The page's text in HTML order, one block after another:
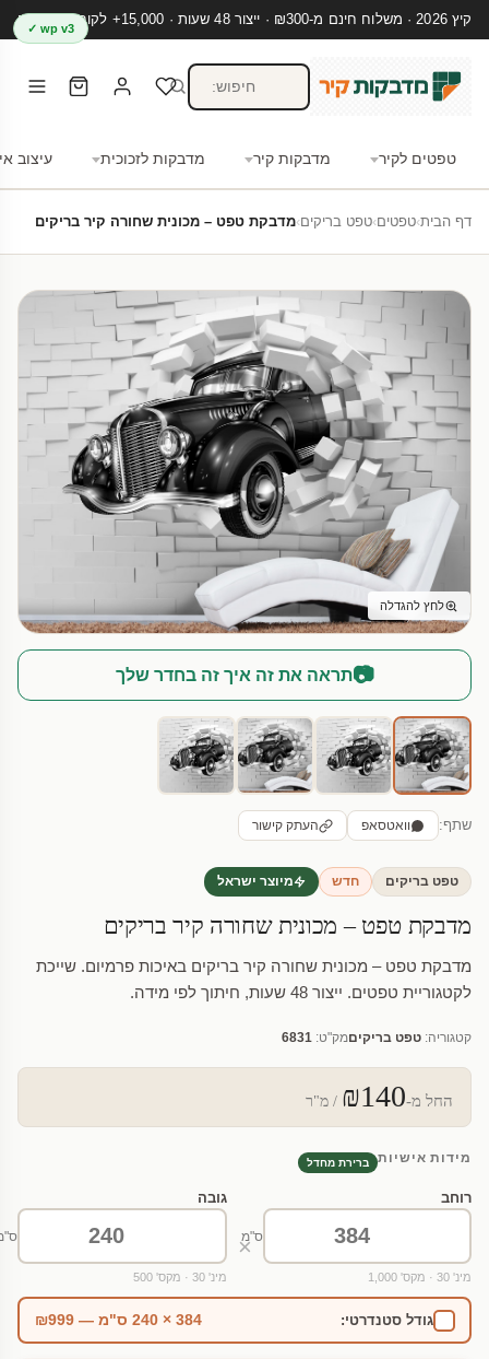
קיץ 2026 · משלוח חינם מ-₪300 · ייצור 48 שעות · 15,000+ לקוחות מרוצים
טפטים לקיר מדבקות קיר מדבקות לזכוכית עיצוב
wp v3 ✓
דף הבית›טפטים›טפט בריקים›מדבקת טפט – מכונית שחורה קיר בריקים
לחץ להגדלה
📷תראה את זה איך זה בחדר שלך
שתף: וואטסאפ העתק קישור
טפט בריקים חדש מיוצר ישראל
מדבקת טפט – מכונית שחורה קיר בריקים
מדבקת טפט – מכונית שחורה קיר בריקים באיכות פרמיום. שייכת
לקטגוריית טפטים. ייצור 48 שעות, חיתוך לפי מידה.
קטגוריה: טפט בריקיםמק"ט: 6831
החל מ-₪140 / מ"ר
מידות אישיות ברירת מחדל
רוחב
ס"מ
מינ' 30 · מקס' 1,000
×
גובה
מינ' 30 · מקס' 500
גודל סטנדרטי: 384 × 240 ס"מ — ₪999